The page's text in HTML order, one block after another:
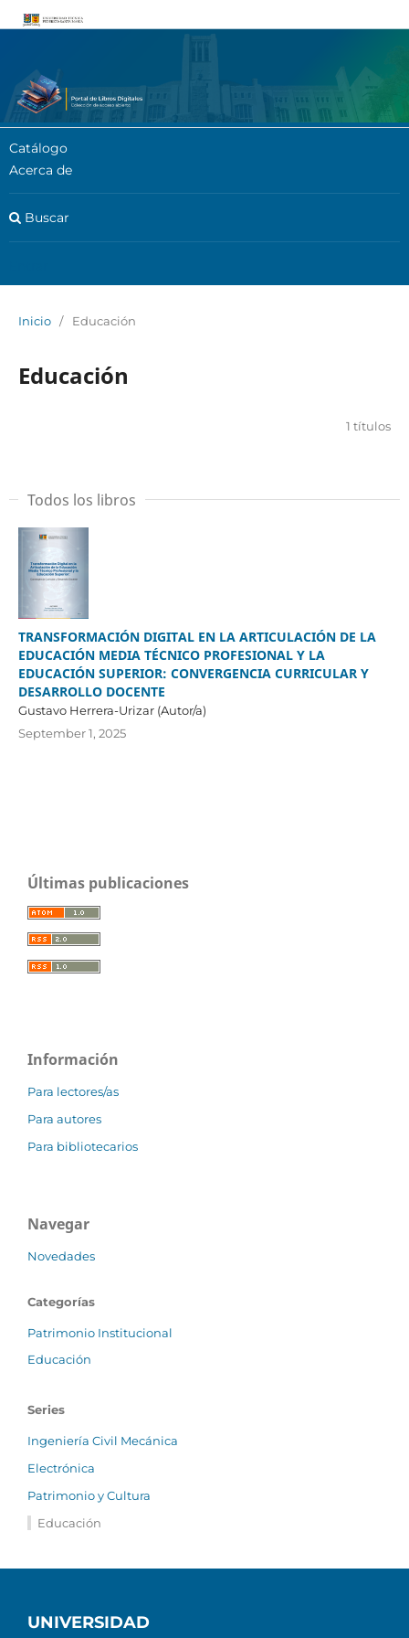
Catálogo
Acerca de
Buscar
Inicio / Educación
Educación
1 títulos
Todos los libros
TRANSFORMACIÓN DIGITAL EN LA ARTICULACIÓN DE LA
EDUCACIÓN MEDIA TÉCNICO PROFESIONAL Y LA
EDUCACIÓN SUPERIOR: CONVERGENCIA CURRICULAR Y
DESARROLLO DOCENTE
Gustavo Herrera-Urizar (Autor/a)
September 1, 2025
Últimas publicaciones
Información
Para lectores/as
Para autores
Para bibliotecarios
Navegar
Novedades
Categorías
Patrimonio Institucional
Educación
Series
Ingeniería Civil Mecánica
Electrónica
Patrimonio y Cultura
Educación
UNIVERSIDAD